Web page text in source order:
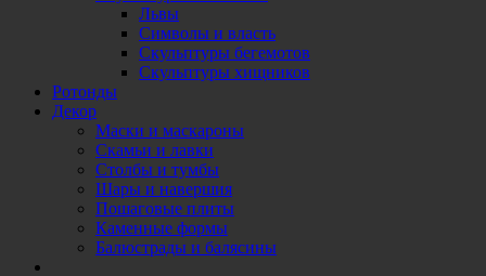
Львы
Символы и власть
Скульптуры бегемотов
Скульптуры хищников
Ротонды
Декор
Маски и маскароны
Скамьи и лавки
Столбы и тумбы
Шары и навершия
Пошаговые плиты
Каменные формы
Балюстрады и балясины